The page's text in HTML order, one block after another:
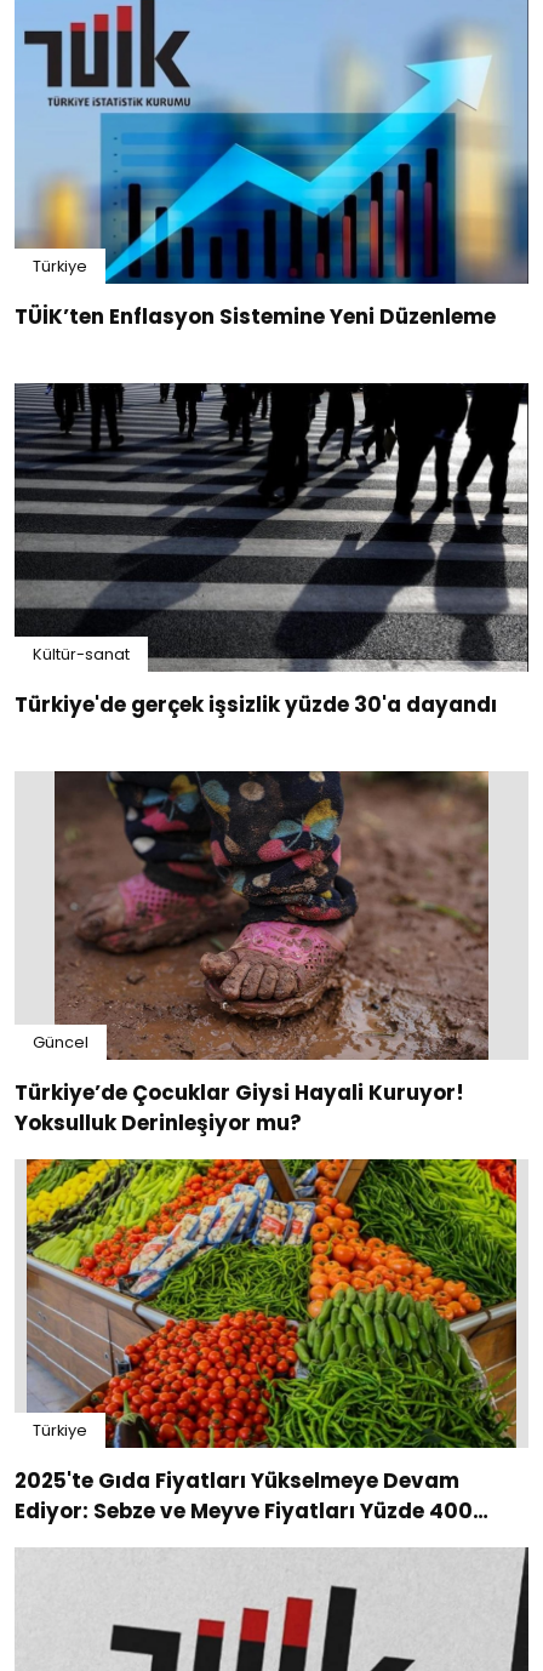
Türkiye
TÜİK’ten Enflasyon Sistemine Yeni Düzenleme
Kültür-sanat
Türkiye'de gerçek işsizlik yüzde 30'a dayandı
Güncel
Türkiye’de Çocuklar Giysi Hayali Kuruyor!
Yoksulluk Derinleşiyor mu?
Türkiye
2025'te Gıda Fiyatları Yükselmeye Devam
Ediyor: Sebze ve Meyve Fiyatları Yüzde 400
Artış Gösterdi